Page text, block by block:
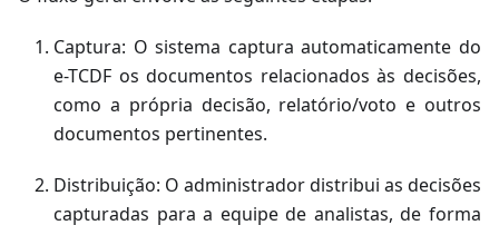
Captura: O sistema captura automaticamente do
e-TCDF os documentos relacionados às decisões,
como a própria decisão, relatório/voto e outros
documentos pertinentes.
Distribuição: O administrador distribui as decisões
capturadas para a equipe de analistas, de forma